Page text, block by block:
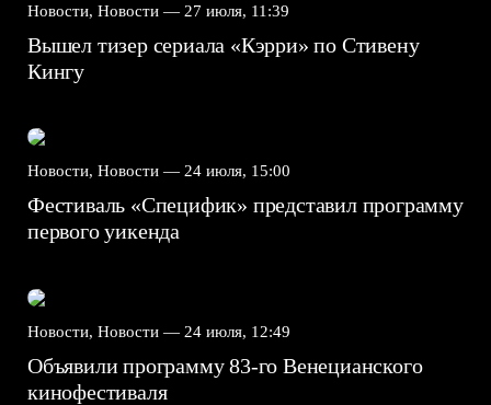
Новости, Новости — 27 июля, 11:39
Вышел тизер сериала «Кэрри» по Стивену
Кингу
Новости, Новости — 24 июля, 15:00
Фестиваль «Специфик» представил программу
первого уикенда
Новости, Новости — 24 июля, 12:49
Объявили программу 83-го Венецианского
кинофестиваля